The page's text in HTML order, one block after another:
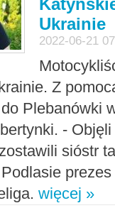
Ukrainie
2022-06-21
Z
Plebanówki
-
sióstr
więcej »